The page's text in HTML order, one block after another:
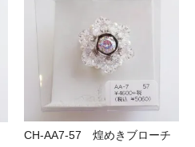
CH-AA7-57 煌めきブローチ